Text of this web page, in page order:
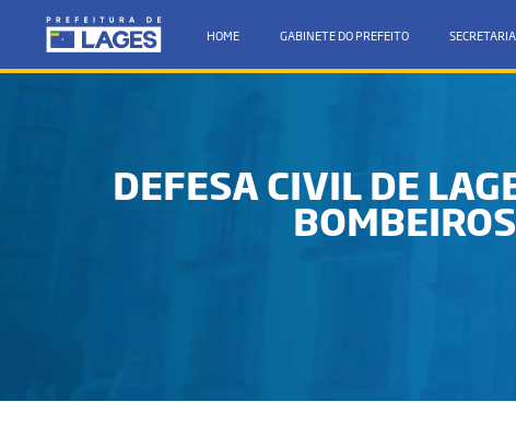
HOME GABINETE DO PREFEITO
DEFESA CIVIL DE